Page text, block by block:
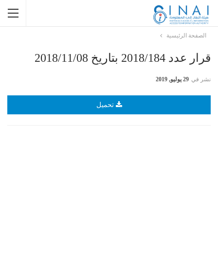
الصفحة الرئيسية
قرار عدد 2018/184 بتاريخ 2018/11/08
نشر في 29 يوليو, 2019
تحميل